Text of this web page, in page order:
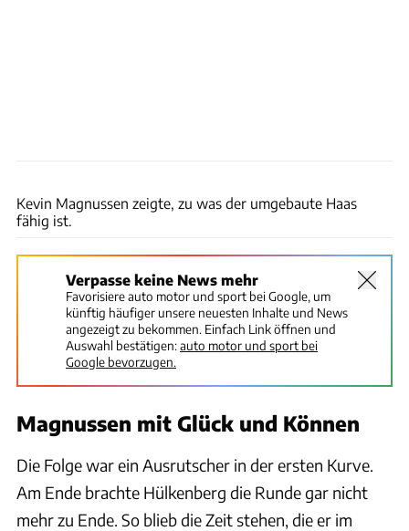
Kevin Magnussen zeigte, zu was der umgebaute Haas
fähig ist.
Verpasse keine News mehr
Favorisiere auto motor und sport bei Google, um
künftig häufiger unsere neuesten Inhalte und News
angezeigt zu bekommen. Einfach Link öffnen und
Auswahl bestätigen:auto motor und sport bei
Google bevorzugen.
Magnussen mit Glück und Können
Die Folge war ein Ausrutscher in der ersten Kurve.
Am Ende brachte Hülkenberg die Runde gar nicht
mehr zu Ende. So blieb die Zeit stehen, die er im